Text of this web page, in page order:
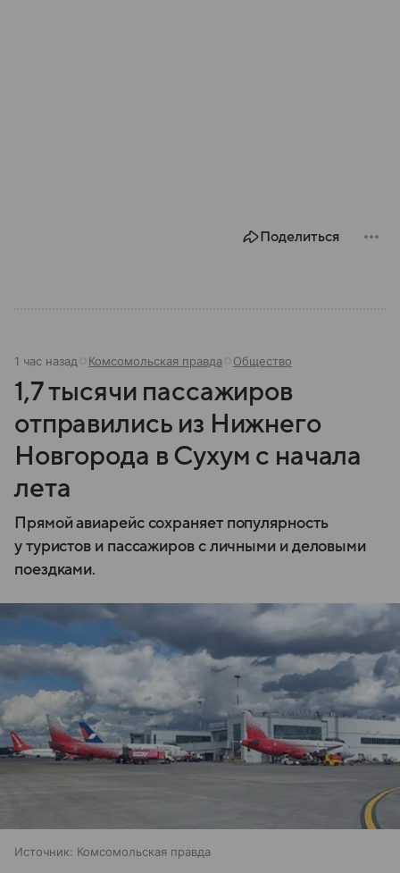
Поделиться
1 час назад Комсомольская правда Общество
1,7 тысячи пассажиров
отправились из Нижнего
Новгорода в Сухум с начала
лета
Прямой авиарейс сохраняет популярность
у туристов и пассажиров с личными и деловыми
поездками.
Источник: Комсомольская правда